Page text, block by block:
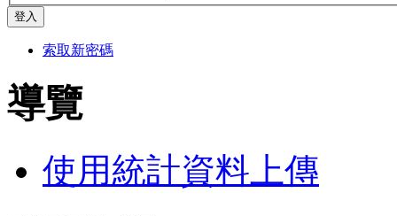
索取新密碼
導覽
使用統計資料上傳